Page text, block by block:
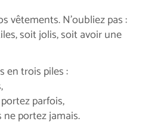
vêtements. N'oubliez pas :
soit jolis, soit avoir une
en trois piles :
parfois,
ne portez jamais.